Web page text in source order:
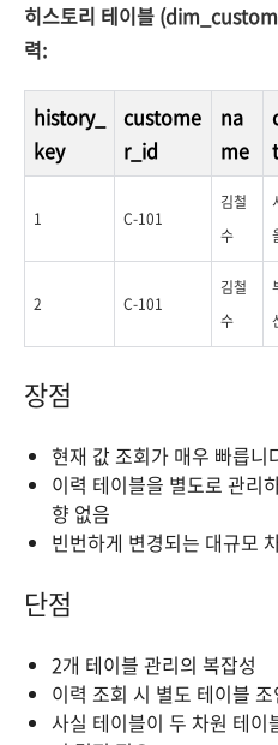
히스토리 테이블
력:
history_
key
custome
r_id
na
me
1 C-101
김철
수
2 C-101
김철
수
장점
현재 값 조회가 매우 빠릅
이력 테이블을 별도로 관리
향 없음
빈번하게 변경되는 대규모
단점
2개 테이블 관리의 복잡성
이력 조회 시 별도 테이블
사실 테이블이 두 차원 테이